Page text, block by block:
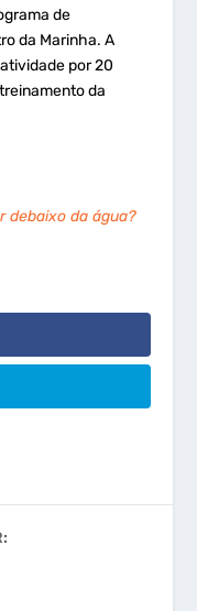
de
da Marinha. A
por 20
da
debaixo da água?